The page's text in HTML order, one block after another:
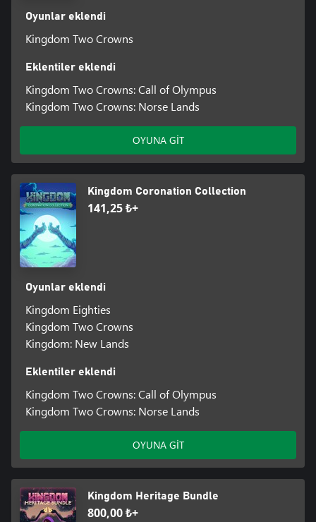
Oyunlar eklendi
Kingdom Two Crowns
Eklentiler eklendi
Kingdom Two Crowns: Call of Olympus
Kingdom Two Crowns: Norse Lands
OYUNA GİT
Kingdom Coronation Collection
141,25 ₺+
Oyunlar eklendi
Kingdom Eighties
Kingdom Two Crowns
Kingdom: New Lands
Eklentiler eklendi
Kingdom Two Crowns: Call of Olympus
Kingdom Two Crowns: Norse Lands
OYUNA GİT
Kingdom Heritage Bundle
800,00 ₺+